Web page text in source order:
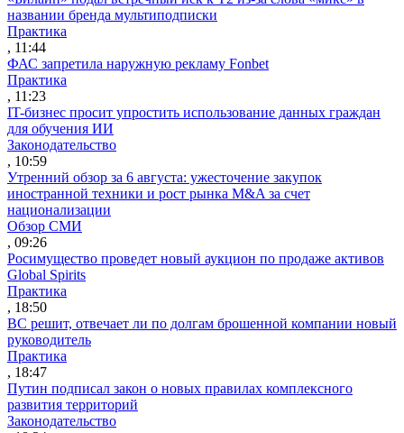
названии бренда мультиподписки
Практика
, 11:44
ФАС запретила наружную рекламу Fonbet
Практика
, 11:23
IT-бизнес просит упростить использование данных граждан
для обучения ИИ
Законодательство
, 10:59
Утренний обзор за 6 августа: ужесточение закупок
иностранной техники и рост рынка M&A за счет
национализации
Обзор СМИ
, 09:26
Росимущество проведет новый аукцион по продаже активов
Global Spirits
Практика
, 18:50
ВС решит, отвечает ли по долгам брошенной компании новый
руководитель
Практика
, 18:47
Путин подписал закон о новых правилах комплексного
развития территорий
Законодательство